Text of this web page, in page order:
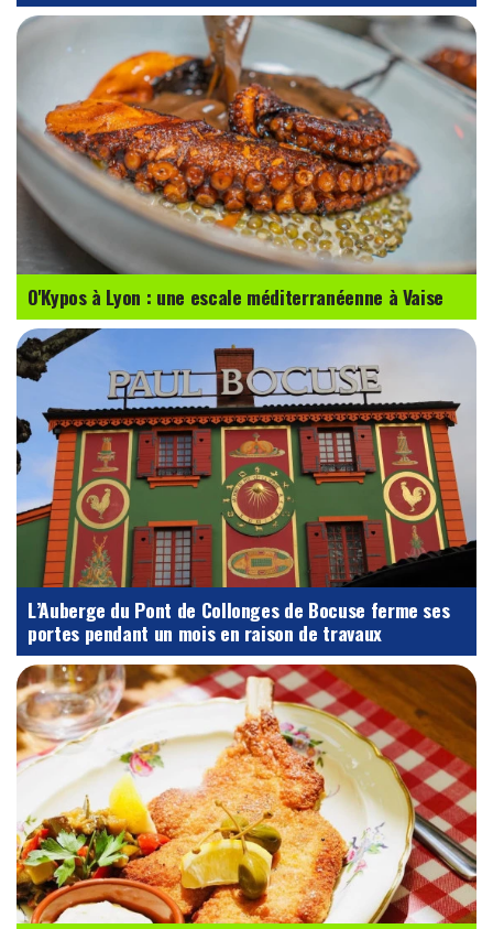
O'Kypos à Lyon : une escale méditerranéenne à Vaise
L’Auberge du Pont de Collonges de Bocuse ferme ses
portes pendant un mois en raison de travaux